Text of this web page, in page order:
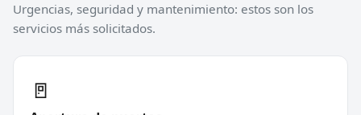
Urgencias, seguridad y mantenimiento: estos son los
servicios más solicitados.
🚪